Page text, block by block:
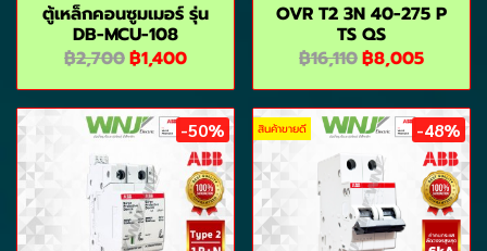
ตู้เหล็กคอนซูมเมอร์ รุ่น
DB-MCU-108
฿2,700฿1,400
OVR T2 3N 40-275 P
TS QS
฿16,110฿8,005
-50% สินค้าขายดี -48%